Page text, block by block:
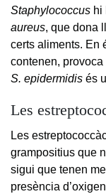
Staphylococcus hi
aureus, que dona
certs aliments. En
contenen,
S. epidermidis és
Les
Les
grampositius que
sigui que tenen
presència